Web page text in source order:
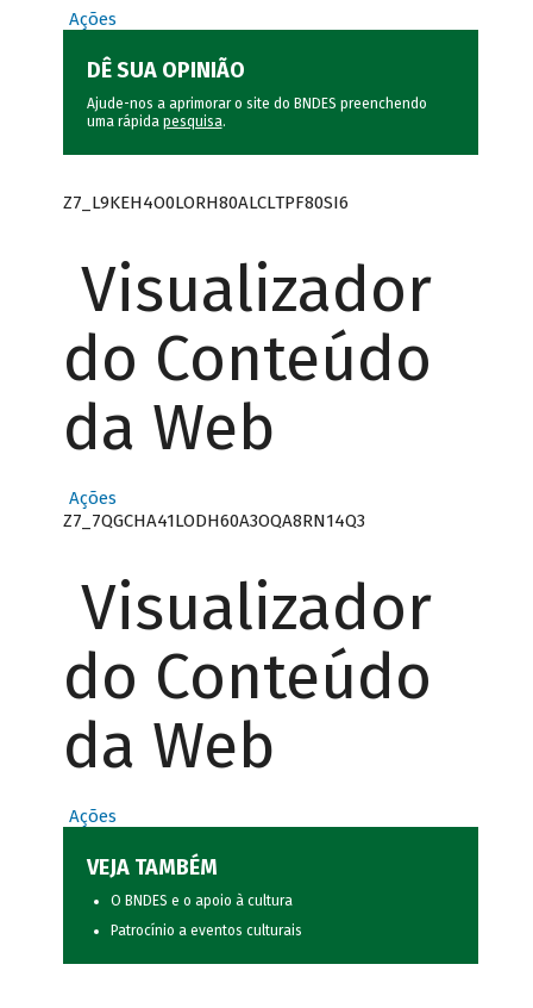
Ações
DÊ SUA OPINIÃO
Ajude-nos a aprimorar o site do BNDES preenchendo
uma rápida pesquisa.
Z7_L9KEH4O0LORH80ALCLTPF80SI6
Visualizador
do Conteúdo
da Web
Ações
Z7_7QGCHA41LODH60A3OQA8RN14Q3
Visualizador
do Conteúdo
da Web
Ações
VEJA TAMBÉM
O BNDES e o apoio à cultura
Patrocínio a eventos culturais